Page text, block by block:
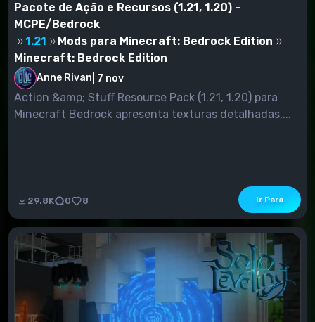
Pacote de Ação e Recursos (1.21, 1.20) –
MCPE/Bedrock
1.21
Mods para Minecraft: Bedrock Edition
Minecraft: Bedrock Edition
Anne Rivan 7 nov
Action &amp; Stuff Resource Pack (1.21, 1.20) para
Minecraft Bedrock apresenta texturas detalhadas,...
29.8K 0 8 Ir Para